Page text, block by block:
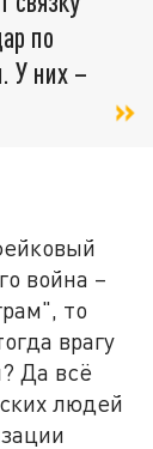
по
У них –
война –
то
врагу
Да всё
людей